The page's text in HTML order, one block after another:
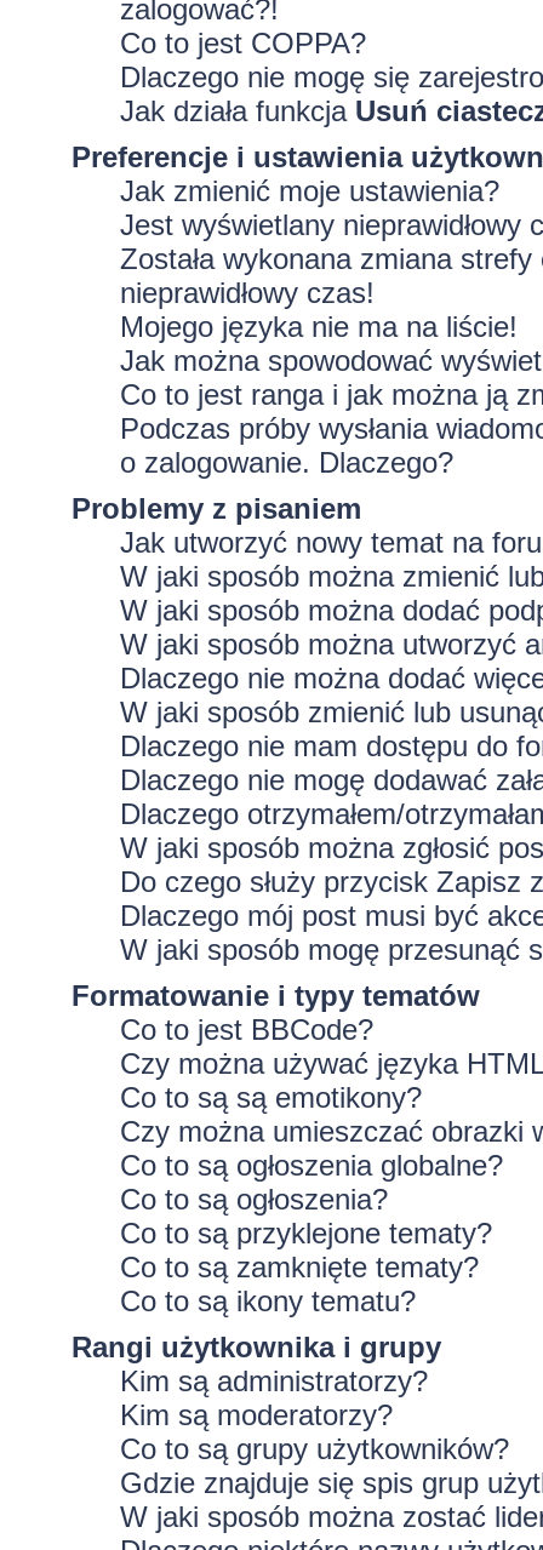
zalogować?!
Co to jest COPPA?
Dlaczego nie mogę się
Jak działa funkcja Usuń
Preferencje i ustawienia
Jak zmienić moje ustawienia?
Jest wyświetlany nieprawidłowy
Została wykonana zmiana
nieprawidłowy czas!
Mojego języka nie ma na liście!
Jak można spowodować
Co to jest ranga i jak można ją
Podczas próby wysłania
o zalogowanie. Dlaczego?
Problemy z pisaniem
Jak utworzyć nowy temat na
W jaki sposób można zmienić
W jaki sposób można dodać
W jaki sposób można utworzyć
Dlaczego nie można dodać
W jaki sposób zmienić lub
Dlaczego nie mam dostępu do
Dlaczego nie mogę dodawać
Dlaczego otrzymałem/
W jaki sposób można zgłosić
Do czego służy przycisk Zapisz
Dlaczego mój post musi być
W jaki sposób mogę przesunąć
Formatowanie i typy tematów
Co to jest BBCode?
Czy można używać języka
Co to są są emotikony?
Czy można umieszczać obrazki
Co to są ogłoszenia globalne?
Co to są ogłoszenia?
Co to są przyklejone tematy?
Co to są zamknięte tematy?
Co to są ikony tematu?
Rangi użytkownika i grupy
Kim są administratorzy?
Kim są moderatorzy?
Co to są grupy użytkowników?
Gdzie znajduje się spis grup
W jaki sposób można zostać